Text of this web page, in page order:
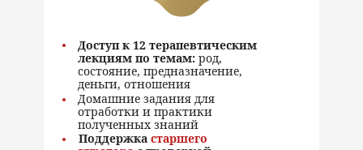
Доступ к 12 терапевтическим
лекциям по темам: род,
состояние, предназначение,
деньги, отношения
Домашние задания для
отработки и практики
полученных знаний
Поддержка старшего